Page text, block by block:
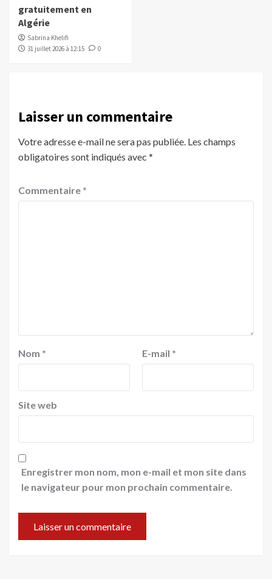
gratuitement en
Algérie
Sabrina Khelifi
31 juillet 2026 à 12:15
0
Laisser un commentaire
Votre adresse e-mail ne sera pas publiée. Les champs
obligatoires sont indiqués avec *
Commentaire *
Nom * E-mail *
Site web
Enregistrer mon nom, mon e-mail et mon site dans
le navigateur pour mon prochain commentaire.